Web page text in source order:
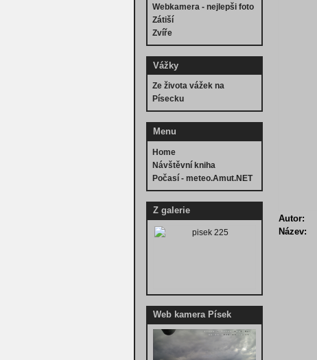
Webkamera - nejlepši foto
Zátiší
Zvíře
Vážky
Ze života vážek na
Písecku
Menu
Home
Návštěvní kniha
Počasí - meteo.Amut.NET
Z galerie
Web kamera Písek
Autor:
Název: